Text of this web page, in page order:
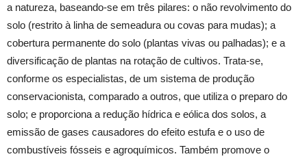
a natureza, baseando-se em três pilares: o não revolvimento do
solo (restrito à linha de semeadura ou covas para mudas); a
cobertura permanente do solo (plantas vivas ou palhadas); e a
diversificação de plantas na rotação de cultivos. Trata-se,
conforme os especialistas, de um sistema de produção
conservacionista, comparado a outros, que utiliza o preparo do
solo; e proporciona a redução hídrica e eólica dos solos, a
emissão de gases causadores do efeito estufa e o uso de
combustíveis fósseis e agroquímicos. Também promove o